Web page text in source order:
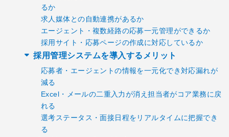
るか
求人媒体との自動連携があるか
エージェント・複数経路の応募一元管理ができるか
採用サイト・応募ページの作成に対応しているか
採用管理システムを導入するメリット
応募者・エージェントの情報を一元化でき対応漏れが
減る
Excel・メールの二重入力が消え担当者がコア業務に戻
れる
選考ステータス・面接日程をリアルタイムに把握でき
る